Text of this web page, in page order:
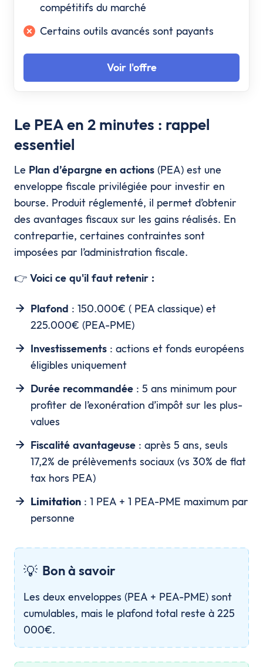
compétitifs du marché
Certains outils avancés sont payants
Voir l'offre
Le PEA en 2 minutes : rappel
essentiel
Le Plan d’épargne en actions (PEA) est une
enveloppe fiscale privilégiée pour investir en
bourse. Produit réglementé, il permet d’obtenir
des avantages fiscaux sur les gains réalisés. En
contrepartie, certaines contraintes sont
imposées par l’administration fiscale.
👉 Voici ce qu'il faut retenir :
Plafond : 150.000€ ( PEA classique) et
225.000€ (PEA-PME)
Investissements : actions et fonds européens
éligibles uniquement
Durée recommandée : 5 ans minimum pour
profiter de l’exonération d’impôt sur les plus-
values
Fiscalité avantageuse : après 5 ans, seuls
17,2% de prélèvements sociaux (vs 30% de flat
tax hors PEA)
Limitation : 1 PEA + 1 PEA-PME maximum par
personne
💡 Bon à savoir
Les deux enveloppes (PEA + PEA-PME) sont
cumulables, mais le plafond total reste à 225
000€.